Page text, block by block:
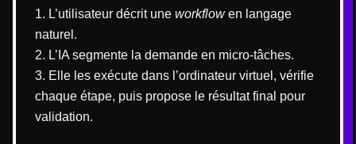
L’utilisateur décrit une workflowen langage
naturel.
L’IA segmente la demande en micro-tâches.
Elle les exécute dans l’ordinateur virtuel, vérifie
chaque étape, puis propose le résultat final pour
validation.